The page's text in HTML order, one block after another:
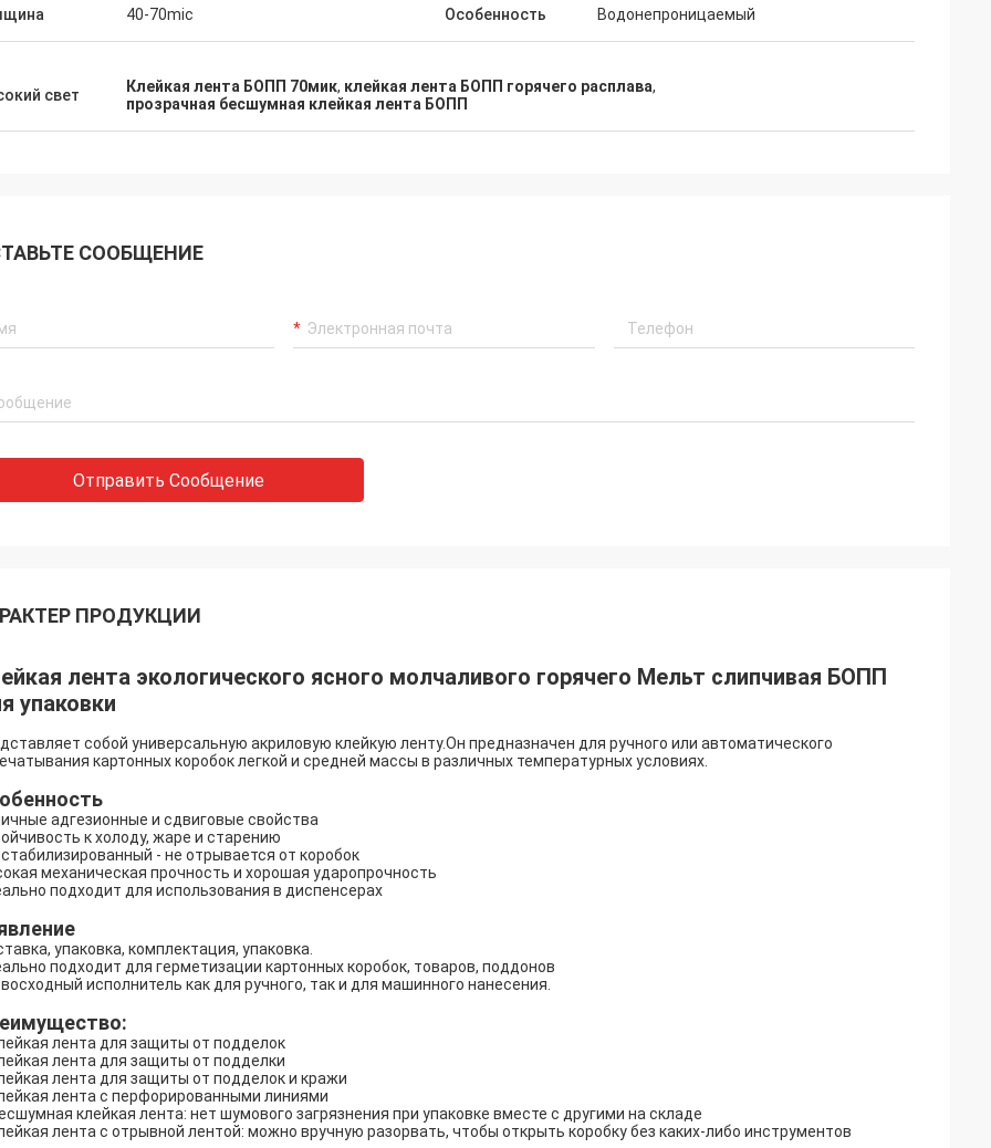
40-70mic Особенность Водонепроницаемый
свет Клейкая лента БОПП 70мик, клейкая лента БОПП горячего расплава,
прозрачная бесшумная клейкая лента БОПП
СООБЩЕНИЕ
Отправить Сообщение
ПРОДУКЦИИ
лента экологического ясного молчаливого горячего Мельт слипчивая БОПП
упаковки
собой универсальную акриловую клейкую ленту.Он предназначен для ручного или автоматического
картонных коробок легкой и средней массы в различных температурных условиях.
адгезионные и сдвиговые свойства
к холоду, жаре и старению
- не отрывается от коробок
механическая прочность и хорошая ударопрочность
подходит для использования в диспенсерах
упаковка, комплектация, упаковка.
подходит для герметизации картонных коробок, товаров, поддонов
исполнитель как для ручного, так и для машинного нанесения.
лента для защиты от подделок
лента для защиты от подделки
лента для защиты от подделок и кражи
лента с перфорированными линиями
клейкая лента: нет шумового загрязнения при упаковке вместе с другими на складе
лента с отрывной лентой: можно вручную разорвать, чтобы открыть коробку без каких-либо инструментов